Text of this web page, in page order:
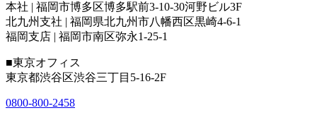
本社 | 福岡市博多区博多駅前3-10-30河野ビル3F
北九州支社 | 福岡県北九州市八幡西区黒崎4-6-1
福岡支店 | 福岡市南区弥永1-25-1
■東京オフィス
東京都渋谷区渋谷三丁目5-16-2F
0800-800-2458